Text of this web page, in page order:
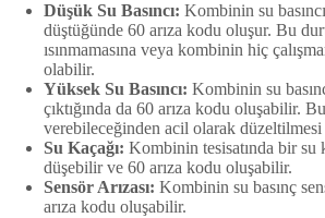
Düşük Su Basıncı: Kombinin su
düştüğünde 60 arıza kodu oluşur. Bu
ısınmamasına veya kombinin hiç
olabilir.
Yüksek Su Basıncı: Kombinin su
çıktığında da 60 arıza kodu oluşabilir.
verebileceğinden acil olarak düzeltilmesi
Su Kaçağı: Kombinin tesisatında bir su
düşebilir ve 60 arıza kodu oluşabilir.
Sensör Arızası: Kombinin su basınç
arıza kodu oluşabilir.